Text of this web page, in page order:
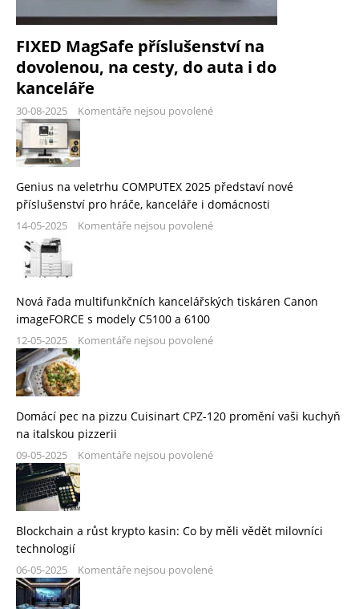
FIXED MagSafe příslušenství na
dovolenou, na cesty, do auta i do
kanceláře
30-08-2025 Komentáře nejsou povolené
Genius na veletrhu COMPUTEX 2025 představí nové
příslušenství pro hráče, kanceláře i domácnosti
14-05-2025 Komentáře nejsou povolené
Nová řada multifunkčních kancelářských tiskáren Canon
imageFORCE s modely C5100 a 6100
12-05-2025 Komentáře nejsou povolené
Domácí pec na pizzu Cuisinart CPZ-120 promění vaši kuchyň
na italskou pizzerii
09-05-2025 Komentáře nejsou povolené
Blockchain a růst krypto kasin: Co by měli vědět milovníci
technologií
06-05-2025 Komentáře nejsou povolené